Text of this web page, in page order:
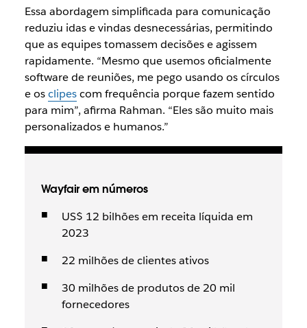
Essa abordagem simplificada para comunicação
reduziu idas e vindas desnecessárias, permitindo
que as equipes tomassem decisões e agissem
rapidamente. “Mesmo que usemos oficialmente
software de reuniões, me pego usando os círculos
e osclipescom frequência porque fazem sentido
para mim”, afirma Rahman. “Eles são muito mais
personalizados e humanos.”
Wayfair em números
US$ 12 bilhões em receita líquida em
2023
22 milhões de clientes ativos
30 milhões de produtos de 20 mil
fornecedores